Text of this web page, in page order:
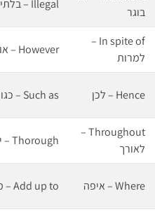
בוגר
Illegal – בלתי חוקי
In spite of –
למרות
However – אולם
Hence – לכן Such as – כגון
Throughout –
לאורך
Thorough – יסודי
Where – איפה Add up to – מסתכם ב